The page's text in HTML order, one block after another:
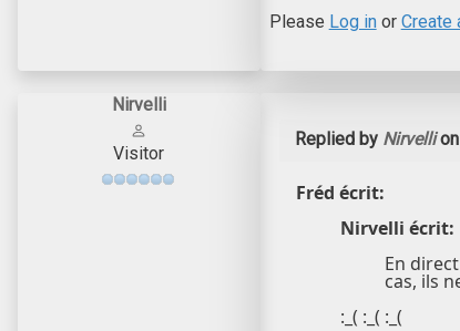
Please Log inor Create
Nirvelli
Visitor
Replied by Nirvelli
Fréd écrit:
Nirvelli écrit:
En
cas, ils
:_( :_( :_(